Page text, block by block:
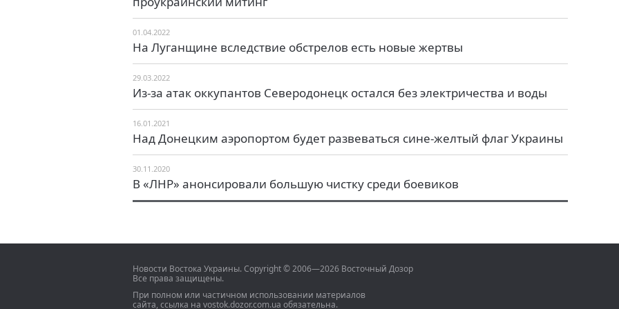
01.04.2022
На Луганщине вследствие обстрелов есть новые жертвы
29.03.2022
Из-за атак оккупантов Северодонецк остался без электричества и воды
16.01.2021
Над Донецким аэропортом будет развеваться сине-желтый флаг Украины
30.11.2020
В «ЛНР» анонсировали большую чистку среди боевиков
Новости Востока Украины. Copyright © 2006—2026 Восточный Дозор
Все права защищены.
При полном или частичном использовании материалов
сайта, ссылка на vostok.dozor.com.ua обязательна.